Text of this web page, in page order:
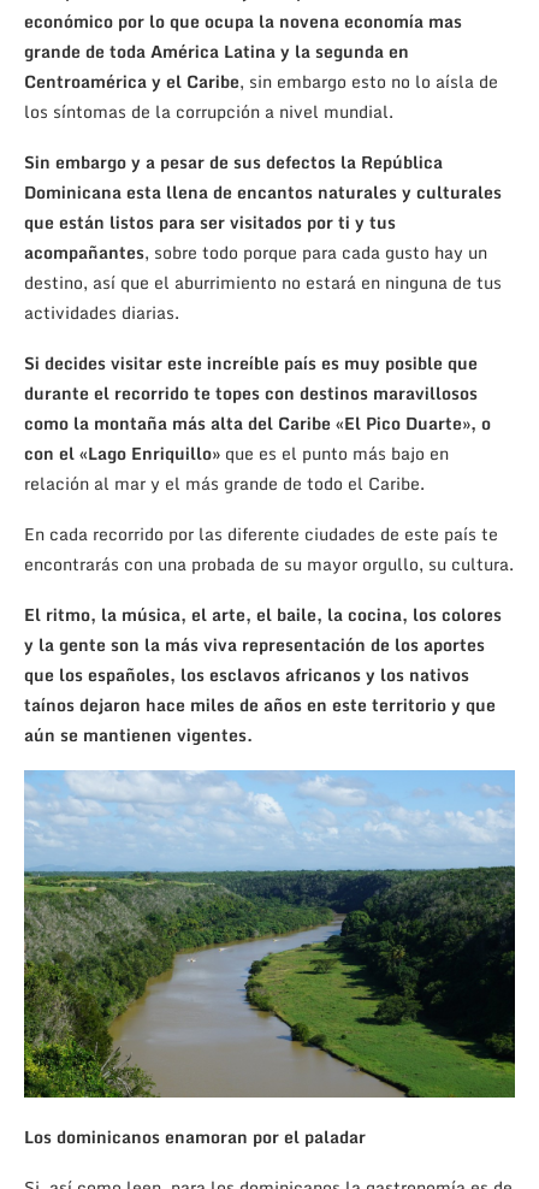
económico por lo que ocupa la novena economía mas
grande de toda América Latina y la segunda en
Centroamérica y el Caribe, sin embargo esto no lo aísla de
los síntomas de la corrupción a nivel mundial.
Sin embargo y a pesar de sus defectos la República
Dominicana esta llena de encantos naturales y culturales
que están listos para ser visitados por ti y tus
acompañantes, sobre todo porque para cada gusto hay un
destino, así que el aburrimiento no estará en ninguna de tus
actividades diarias.
Si decides visitar este increíble país es muy posible que
durante el recorrido te topes con destinos maravillosos
como la montaña más alta del Caribe «El Pico Duarte», o
con el «Lago Enriquillo» que es el punto más bajo en
relación al mar y el más grande de todo el Caribe.
En cada recorrido por las diferente ciudades de este país te
encontrarás con una probada de su mayor orgullo, su cultura.
El ritmo, la música, el arte, el baile, la cocina, los colores
y la gente son la más viva representación de los aportes
que los españoles, los esclavos africanos y los nativos
taínos dejaron hace miles de años en este territorio y que
aún se mantienen vigentes.
Los dominicanos enamoran por el paladar